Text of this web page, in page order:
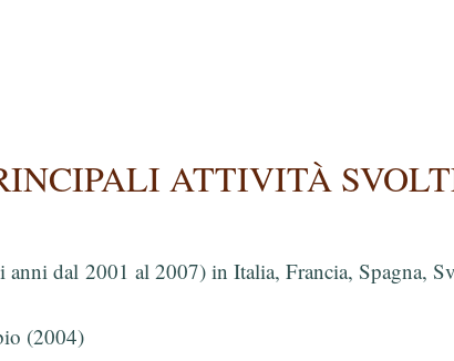
ATTIVITÀ
dal 2001 al 2007) in Italia, Francia, Spagna,
(2004)